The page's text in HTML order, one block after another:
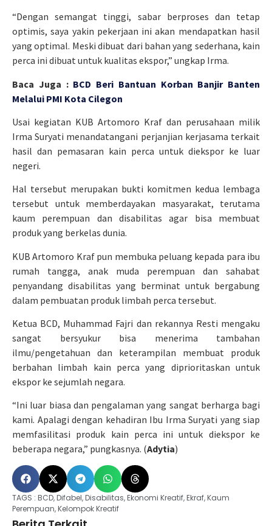
“Dengan semangat tinggi, sabar berproses dan tetap
optimis, saya yakin pekerjaan ini akan mendapatkan hasil
yang optimal. Meski dibuat dari bahan yang sederhana, kain
perca ini dibuat untuk kualitas ekspor,” ungkap Irma.
Baca Juga : BCD Beri Bantuan Korban Banjir Banten
Melalui PMI Kota Cilegon
Usai kegiatan KUB Artomoro Kraf dan perusahaan milik
Irma Suryati menandatangani perjanjian kerjasama terkait
hasil dan pemasaran kain perca untuk diekspor ke luar
negeri.
Hal tersebut merupakan bukti komitmen kedua lembaga
tersebut untuk memberdayakan masyarakat, terutama
kaum perempuan dan disabilitas agar bisa membuat
produk yang berkelas dunia.
KUB Artomoro Kraf pun membuka peluang kepada para ibu
rumah tangga, anak muda perempuan dan sahabat
penyandang disabilitas yang berminat untuk bergabung
dalam pembuatan produk limbah perca tersebut.
Ketua BCD, Muhammad Fajri dan rekannya Resti mengaku
sangat bersyukur bisa menerima tambahan
ilmu/pengetahuan dan keterampilan membuat produk
berbahan limbah kain perca yang diprioritaskan untuk
ekspor ke sejumlah negara.
“Ini luar biasa dan pengalaman yang sangat berharga bagi
kami. Apalagi dengan kehadiran Ibu Irma Suryati yang siap
memfasilitasi produk kain perca ini untuk diekspor ke
beberapa negara,” pungkasnya. (Adytia)
TAGS : BCD,Difabel,Disabilitas,Ekonomi Kreatif,Ekraf,Kaum
Perempuan,Kelompok Kreatif